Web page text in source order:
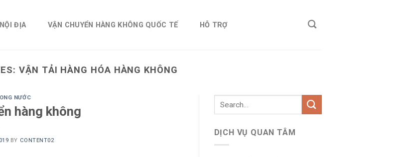
ĐỊA VẬN CHUYỂN HÀNG KHÔNG QUỐC TẾ HỖ TRỢ
VẬN TẢI HÀNG HÓA HÀNG KHÔNG
NƯỚC
hàng không
BY CONTENT02
DỊCH VỤ QUAN TÂM